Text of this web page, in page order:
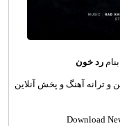
بنامرد خون
و ترانه آهنگ و پخش آنلاین
Download